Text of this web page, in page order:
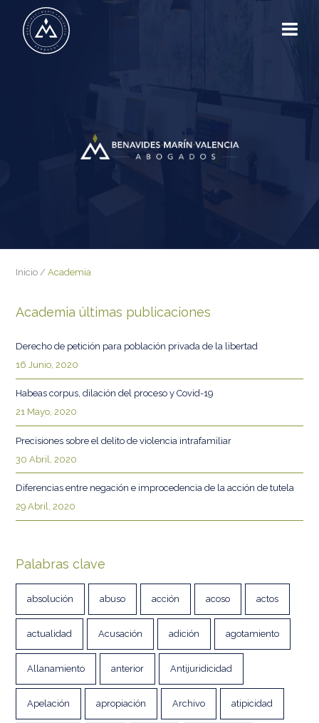
Inicio /Academia
Academia últimas publicaciones
Derecho de petición para población privada de la libertad
16 Junio, 2020
Habeas corpus, dilación del proceso y Covid-19
21 Mayo, 2020
Precisiones sobre el delito de violencia intrafamiliar
30 Abril, 2020
Diferencias entre negación e improcedencia de la acción de tutela
29 Abril, 2020
Palabras clave
absolución abuso acción acoso actos
actualidad Acusación adición agotamiento
Allanamiento anterior Antijuridicidad
Apelación apropiación Archivo atipicidad